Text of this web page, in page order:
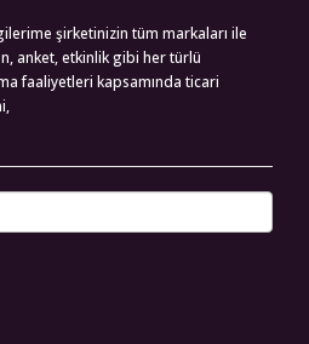
şirketinizin tüm markaları ile
anket, etkinlik gibi her türlü
faaliyetleri kapsamında ticari